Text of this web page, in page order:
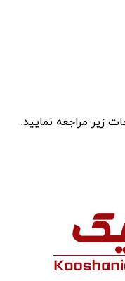
مراجعه نمایید.